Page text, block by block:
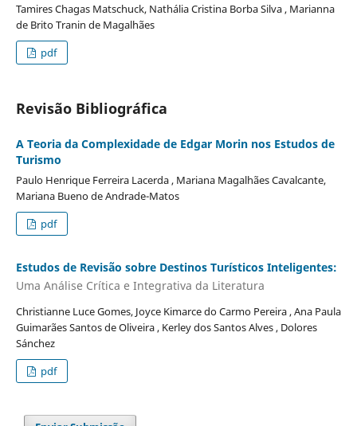
Tamires Chagas Matschuck, Nathália Cristina Borba Silva , Marianna
de Brito Tranin de Magalhães
pdf
Revisão Bibliográfica
A Teoria da Complexidade de Edgar Morin nos Estudos de
Turismo
Paulo Henrique Ferreira Lacerda , Mariana Magalhães Cavalcante,
Mariana Bueno de Andrade-Matos
pdf
Estudos de Revisão sobre Destinos Turísticos Inteligentes:
Uma Análise Crítica e Integrativa da Literatura
Christianne Luce Gomes, Joyce Kimarce do Carmo Pereira , Ana Paula
Guimarães Santos de Oliveira , Kerley dos Santos Alves , Dolores
Sánchez
pdf